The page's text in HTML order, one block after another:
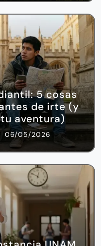
5 cosas
de irte (y
aventura)
06/05/2026